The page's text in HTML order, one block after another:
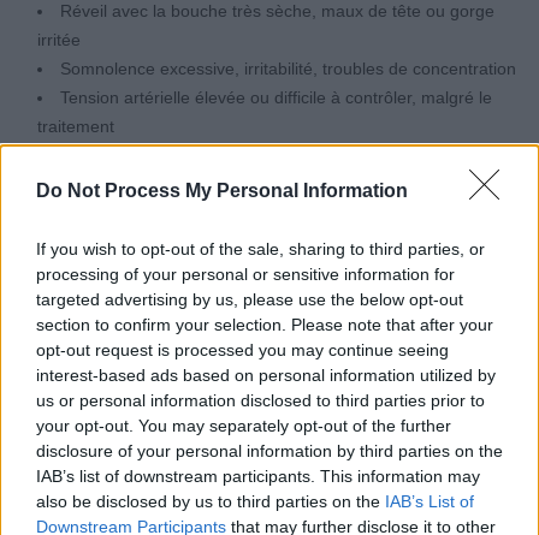
Do Not Process My Personal Information
If you wish to opt-out of the sale, sharing to third parties, or
processing of your personal or sensitive information for
targeted advertising by us, please use the below opt-out
section to confirm your selection. Please note that after your
opt-out request is processed you may continue seeing
interest-based ads based on personal information utilized by
us or personal information disclosed to third parties prior to
your opt-out. You may separately opt-out of the further
disclosure of your personal information by third parties on the
IAB’s list of downstream participants. This information may
also be disclosed by us to third parties on the IAB’s List of
Downstream Participants that may further disclose it to other
Réveil avec la bouche très sèche, maux de tête ou gorge
irritée
Somnolence excessive, irritabilité, troubles de concentration
Tension artérielle élevée ou difficile à contrôler, malgré le
traitement
Que faire en cas de doute ?
Il est recommandé d’en parler à son médecin traitant. Celui-ci peut
proposer une mesure de tension sur 24 heures ou orienter vers un
spécialiste du sommeil ou un ORL pour un examen nocturne. La
Dre Yi Cai met en garde contre une pratique populaire sur les
réseaux sociaux : coller des bandes adhésives sur la bouche pour
mieux respirer par le nez. Elle rappelle que l’efficacité de cette
méthode est encore limitée et qu’en cas de nez bouché ou
d’apnée, cela peut aggraver la situation et augmenter la tension
nocturne.